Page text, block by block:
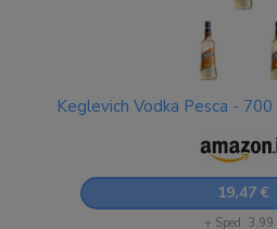
Keglevich Vodka Pesca -
19,47 €
+ Sped. 3,99